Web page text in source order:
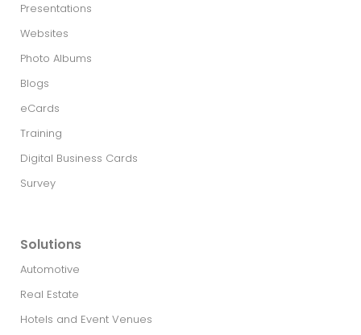
Presentations
Websites
Photo Albums
Blogs
eCards
Training
Digital Business Cards
Survey
Solutions
Automotive
Real Estate​
Hotels and Event Venues